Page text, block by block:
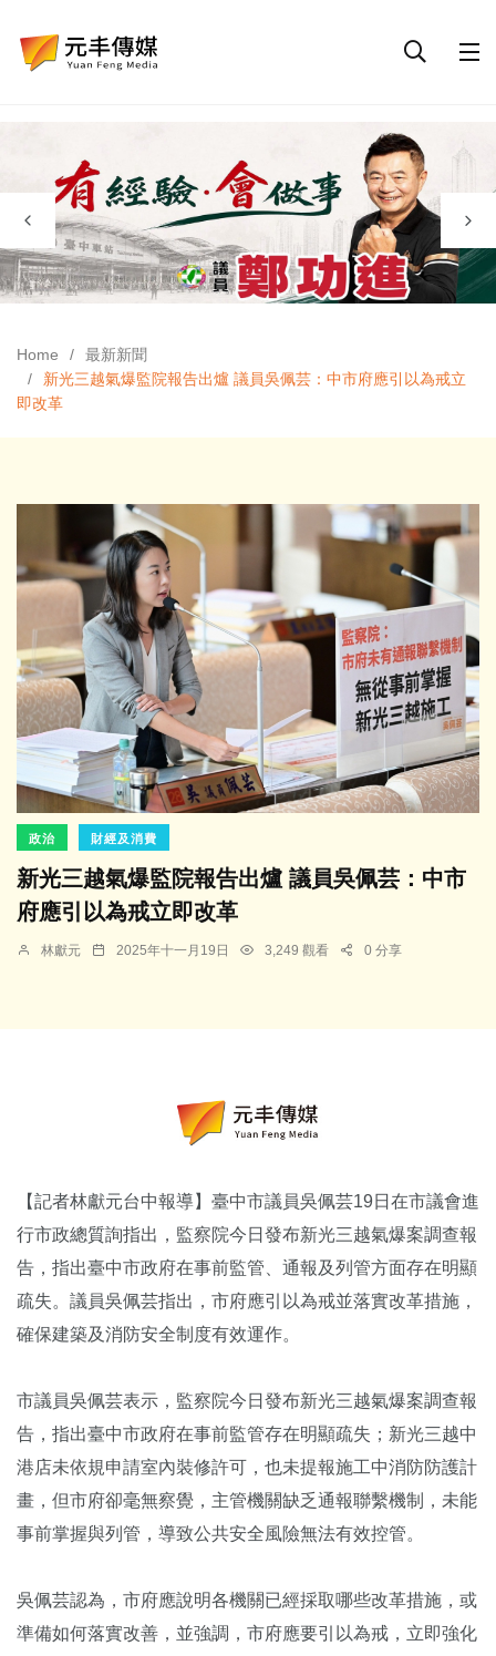
Home
最新新聞
新光三越氣爆監院報告出爐 議員吳佩芸：中市府應引以為戒立
即改革
政治 財經及消費
新光三越氣爆監院報告出爐 議員吳佩芸：中市
府應引以為戒立即改革
林獻元 2025年十一月19日 3,249 觀看 0 分享
【記者林獻元台中報導】臺中市議員吳佩芸19日在市議會進
行市政總質詢指出，監察院今日發布新光三越氣爆案調查報
告，指出臺中市政府在事前監管、通報及列管方面存在明顯
疏失。議員吳佩芸指出，市府應引以為戒並落實改革措施，
確保建築及消防安全制度有效運作。
市議員吳佩芸表示，監察院今日發布新光三越氣爆案調查報
告，指出臺中市政府在事前監管存在明顯疏失；新光三越中
港店未依規申請室內裝修許可，也未提報施工中消防防護計
畫，但市府卻毫無察覺，主管機關缺乏通報聯繫機制，未能
事前掌握與列管，導致公共安全風險無法有效控管。
吳佩芸認為，市府應說明各機關已經採取哪些改革措施，或
準備如何落實改善，並強調，市府應要引以為戒，立即強化